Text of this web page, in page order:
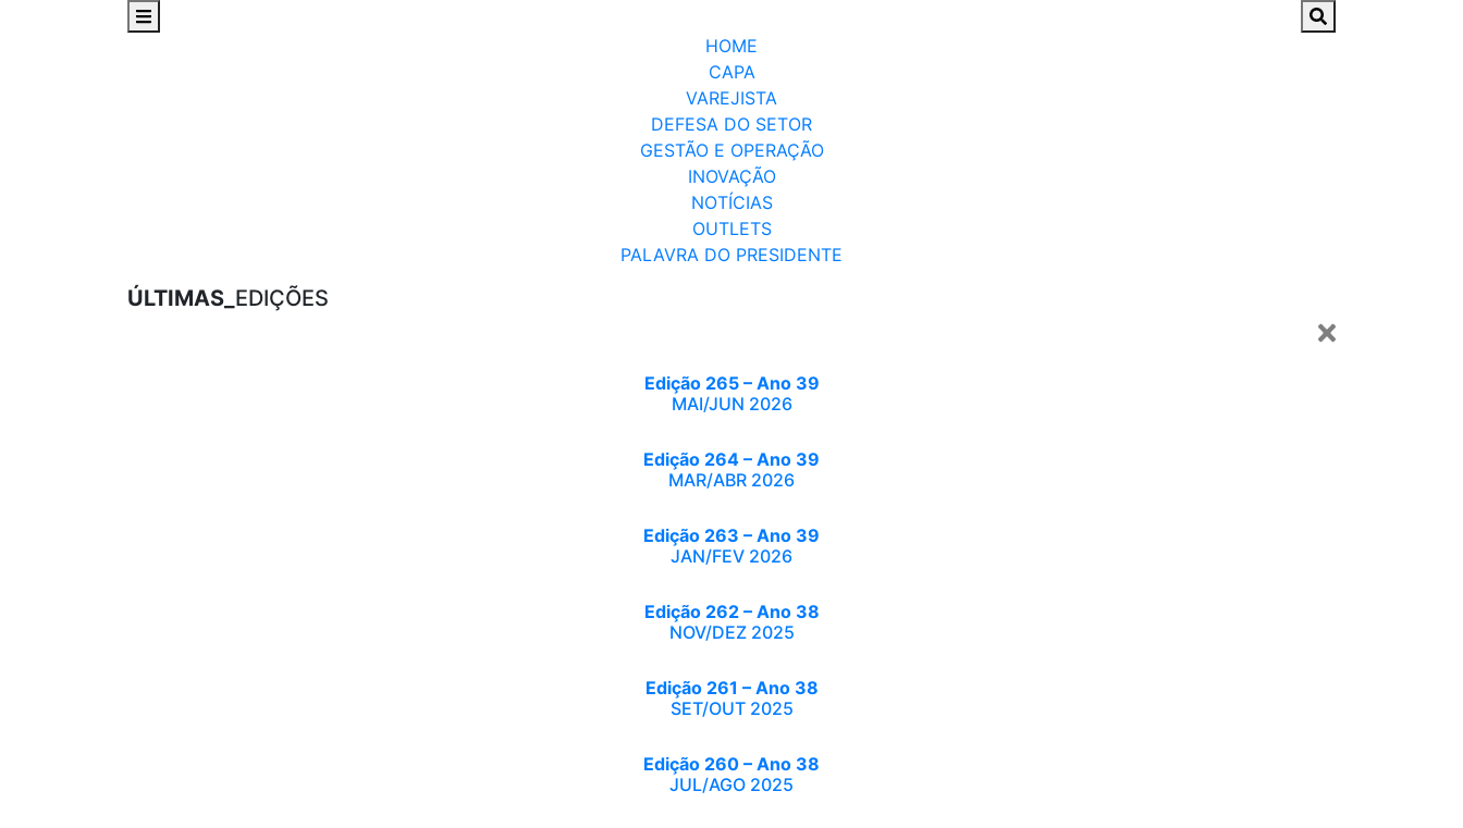
HOME
CAPA
VAREJISTA
DEFESA DO SETOR
GESTÃO E OPERAÇÃO
INOVAÇÃO
NOTÍCIAS
OUTLETS
PALAVRA DO PRESIDENTE
ÚLTIMAS_ EDIÇÕES
Edição 265 – Ano 39
MAI/JUN 2026
Edição 264 – Ano 39
MAR/ABR 2026
Edição 263 – Ano 39
JAN/FEV 2026
Edição 262 – Ano 38
NOV/DEZ 2025
Edição 261 – Ano 38
SET/OUT 2025
Edição 260 – Ano 38
JUL/AGO 2025